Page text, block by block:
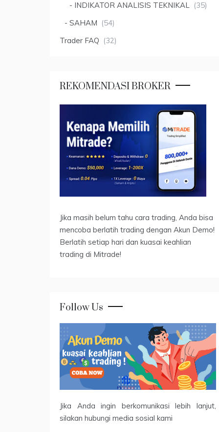
INDIKATOR ANALISIS TEKNIKAL (35)
SAHAM (54)
Trader FAQ (32)
REKOMENDASI BROKER
Jika masih belum tahu cara trading, Anda bisa
mencoba berlatih trading dengan Akun Demo!
Berlatih setiap hari dan kuasai keahlian
trading di Mitrade!
Follow Us
Jika Anda ingin berkomunikasi lebih lanjut,
silakan hubungi media sosial kami